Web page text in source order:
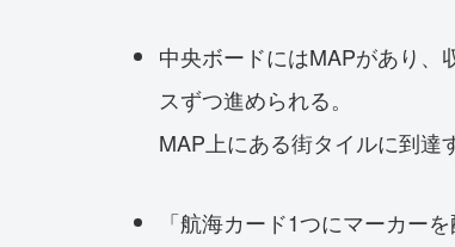
中央ボードにはMAPがあり、
スずつ進められる。
MAP上にある街タイルに到達
「航海カード1つにマーカー